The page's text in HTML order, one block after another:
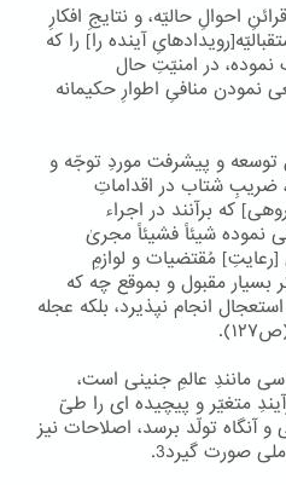
احوالِ حالیّه، و نتایجِ افکارِ
آینده را] را که
نموده، در امنیّتِ حال
نمودن منافیِ اطوارِ حکیمانه
توسعه و پیشرفت موردِ توجّه و
ضریبِ شتاب در اقداماتِ
که برآنند در اجراء
نموده شیئاً فشیئاً مجریٰ
مُقتضیات و لوازمِ
مقبول و بموقع چه که
انجام نپذیرد، بلکه عجله
مانندِ عالمِ جنینی است،
متغیّر و پیچیده ای را طیّ
آنگاه تولّد برسد، اصلاحات نیز
صورت گیرد3.